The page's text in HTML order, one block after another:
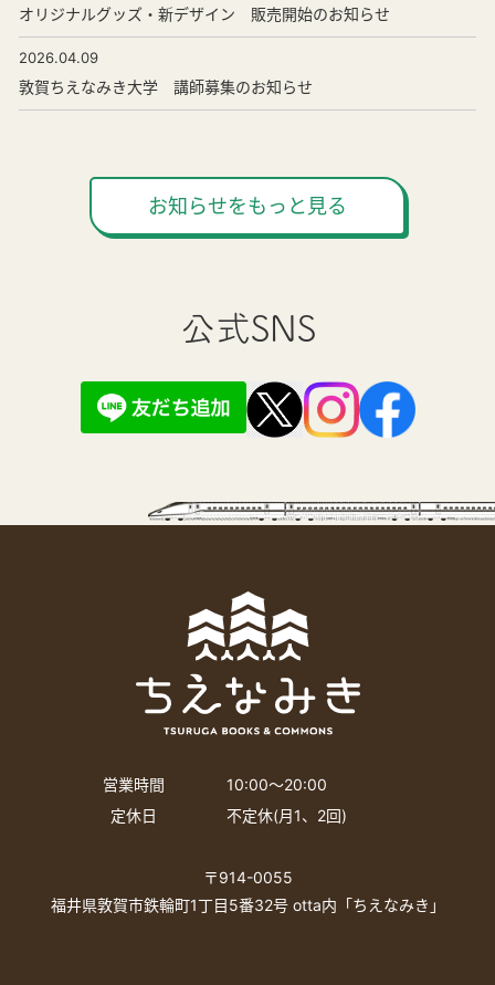
オリジナルグッズ・新デザイン 販売開始のお知らせ
2026.04.09
敦賀ちえなみき大学 講師募集のお知らせ
お知らせをもっと見る
公式SNS
営業時間
10:00〜20:00
定休日
不定休(月1、2回)
〒914-0055
福井県敦賀市鉄輪町1丁目5番32号 otta内「ちえなみき」